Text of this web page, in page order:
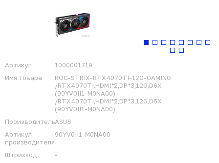
Артикул
1000001719
Имя товара
ROG-STRIX-RTX4070TI-12G-GAMING
/RTX4070TI,HDMI*2,DP*3,12G,D6X
(90YV0II1-M0NA00)
/RTX4070TI,HDMI*2,DP*3,12G,D6X
(90YV0II1-M0NA00)
ПроизводительASUS
Артикул
производителя
90YV0II1-M0NA00
Штрихкод
-